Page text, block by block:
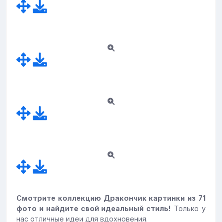
Смотрите коллекцию Дракончик картинки из 71
фото и найдите свой идеальный стиль! Только у
нас отличные идеи для вдохновения.